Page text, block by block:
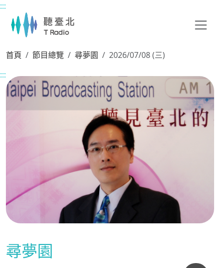
主要內容區塊
:::
首頁 節目總覽 尋夢園
2026/07/08 (三)
:::
尋夢園